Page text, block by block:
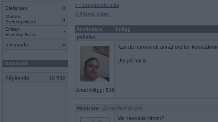
Elefanten
0
Musen
Böjningslistan
0
Grisen
Böjningslistan
2
Inloggade 4
Mobilspel
Pågående 18 532
« Föregående sida
« Första sidan
Användare
Inlägg
pellefax
Antal inlägg: 536
Kan du nämna ett annat ord för
Ute på hal is
Monicare - Ej medlem längre
Var raskade räven?